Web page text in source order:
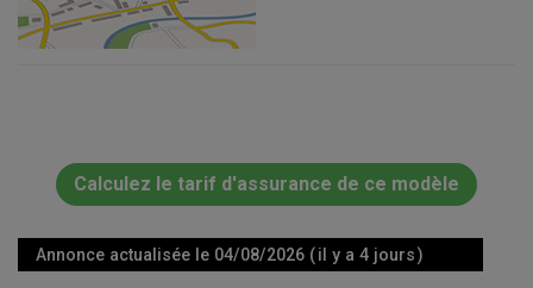
Calculez le tarif d'assurance de ce modèle
Annonce actualisée le 04/08/2026 ( il y a 4 jours )